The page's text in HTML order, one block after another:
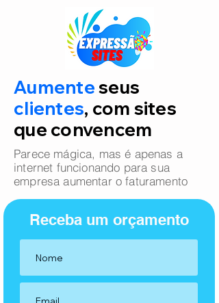
Aumenteseus
clientes, com sites
que convencem
Parece mágica, mas é apenas a
internet funcionando para sua
empresa aumentar o faturamento
Receba um orçamento